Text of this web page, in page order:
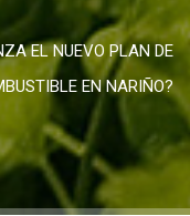
EL NUEVO PLAN DE
EN NARIÑO?